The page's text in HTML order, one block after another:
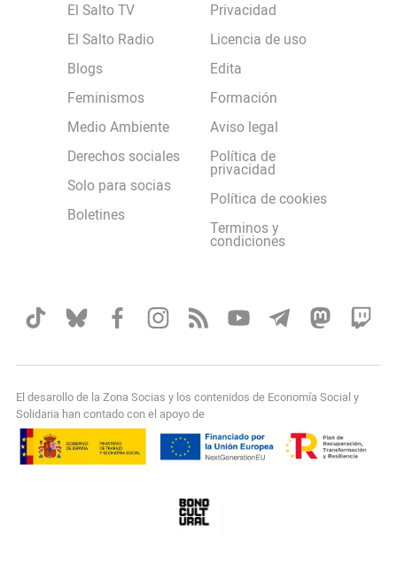
El Salto TV
El Salto Radio
Blogs
Feminismos
Medio Ambiente
Derechos sociales
Solo para socias
Boletines
Privacidad
Licencia de uso
Edita
Formación
Aviso legal
Política de
privacidad
Política de cookies
Terminos y
condiciones
El desarollo de la Zona Socias y los contenidos de Economía Social y
Solidaria han contado con el apoyo de